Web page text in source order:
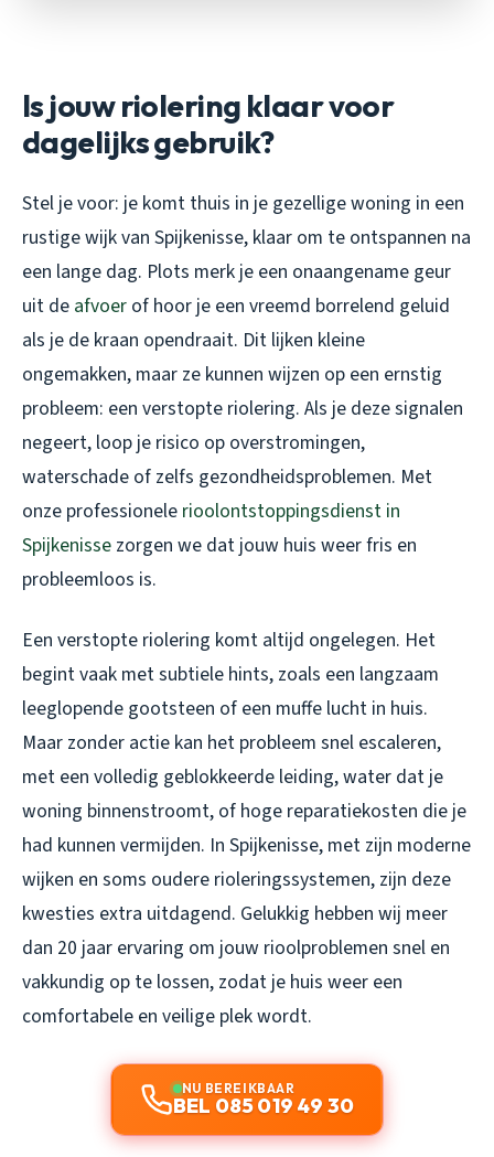
Is jouw riolering klaar voor
dagelijks gebruik?
Stel je voor: je komt thuis in je gezellige woning in een
rustige wijk van Spijkenisse, klaar om te ontspannen na
een lange dag. Plots merk je een onaangename geur
uit de afvoer of hoor je een vreemd borrelend geluid
als je de kraan opendraait. Dit lijken kleine
ongemakken, maar ze kunnen wijzen op een ernstig
probleem: een verstopte riolering. Als je deze signalen
negeert, loop je risico op overstromingen,
waterschade of zelfs gezondheidsproblemen. Met
onze professionele rioolontstoppingsdienst in
Spijkenisse zorgen we dat jouw huis weer fris en
probleemloos is.
Een verstopte riolering komt altijd ongelegen. Het
begint vaak met subtiele hints, zoals een langzaam
leeglopende gootsteen of een muffe lucht in huis.
Maar zonder actie kan het probleem snel escaleren,
met een volledig geblokkeerde leiding, water dat je
woning binnenstroomt, of hoge reparatiekosten die je
had kunnen vermijden. In Spijkenisse, met zijn moderne
wijken en soms oudere rioleringssystemen, zijn deze
kwesties extra uitdagend. Gelukkig hebben wij meer
dan 20 jaar ervaring om jouw rioolproblemen snel en
vakkundig op te lossen, zodat je huis weer een
comfortabele en veilige plek wordt.
NU BEREIKBAAR
BEL 085 019 49 30